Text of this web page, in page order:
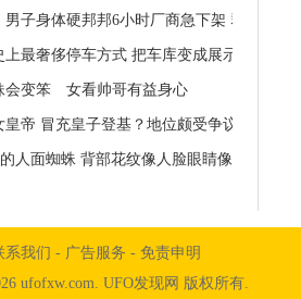
子身体硬邦邦6小时厂商急下架 群众敲碗
最奢侈停车方式 把车库变成展示柜
会变笨 女看帅哥有益身心
帝 冒充皇子登基？地位颇受争议！
人面蜘蛛 背部花纹像人脸眼睛像外星人
系我们 - 广告服务 - 免责申明
ufofxw.com. UFO发现网 版权所有.